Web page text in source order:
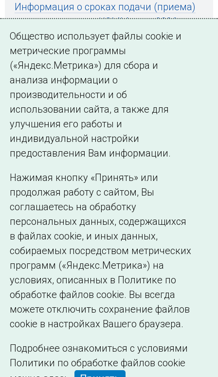
Информация о сроках подачи (приема)
ценовых заявок в КОММод на 2026 год
← Все публикации
Подписаться на новости
©2005–2026 АО «СО ЕЭС»
Филиалы и
представительства
Сведения об
образовательной
организации
Общество использует файлы cookie и
метрические программы
(«Яндекс.Метрика») для сбора и
анализа информации о
производительности и об
использовании сайта, а также для
улучшения его работы и
индивидуальной настройки
предоставления Вам информации.
Нажимая кнопку «Принять» или
продолжая работу с сайтом, Вы
соглашаетесь на обработку
персональных данных, содержащихся
в файлах cookie, и иных данных,
собираемых посредством метрических
программ («Яндекс.Метрика») на
условиях, описанных в Политике по
обработке файлов cookie. Вы всегда
можете отключить сохранение файлов
cookie в настройках Вашего браузера.
Подробнее ознакомиться с условиями
Политики по обработке файлов cookie